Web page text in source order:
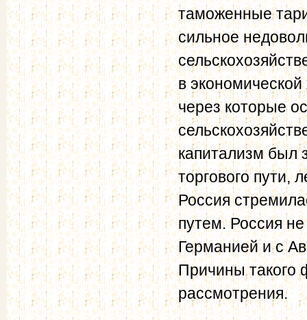
таможенные
сильное
в
через которые
капитализм был
торгового
Россия
путем. Россия
Германией и с
Причины такого
рассмотрения.